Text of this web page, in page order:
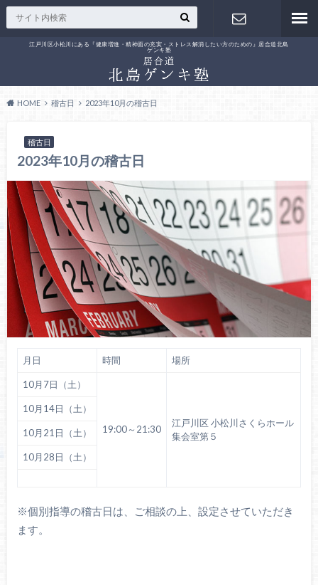
江戸川区小松川にある『健康増進・精神面の充実・ストレス解消したい方のための』居合道北島
ゲンキ塾
せ
HOME 稽古日 2023年10月の稽古日
稽古日
2023年10月の稽古日
月日 時間 場所
10月7日（土）
19:00～21:30
江戸川区 小松川さくらホール
集会室第５
10月14日（土）
10月21日（土）
10月28日（土）
※個別指導の稽古日は、ご相談の上、設定させていただき
ます。